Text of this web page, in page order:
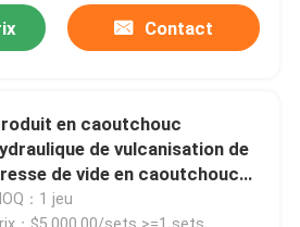
reprise de feuille
du plastique
la machine
Contact
en caoutchouc
de vulcanisation de
de vide en caoutchouc
la machine
：1 jeu
：$5,000.00/sets >=1 sets